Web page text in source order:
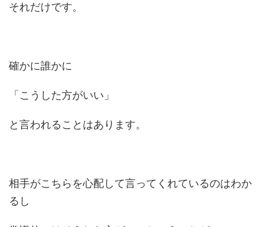
それだけです。
確かに誰かに
「こうした方がいい」
と言われることはあります。
相手がこちらを心配して言ってくれているのはわか
るし